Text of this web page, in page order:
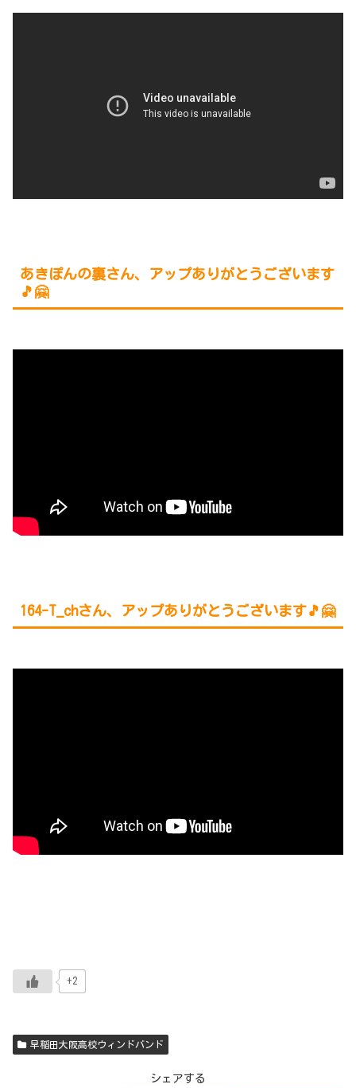
あきぽんの裏さん、アップありがとうございます
🎵🤗
164-T_chさん、アップありがとうございます🎵🤗
+2
早稲田大阪高校ウィンドバンド
シェアする